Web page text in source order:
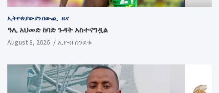
ኢትዮጵያውያን በውጪ ዜና
ዓሊ አህመድ ከባድ ጉዳት አስተናግዷል
August 8, 2026 ኢዮብ ሰንደቁ